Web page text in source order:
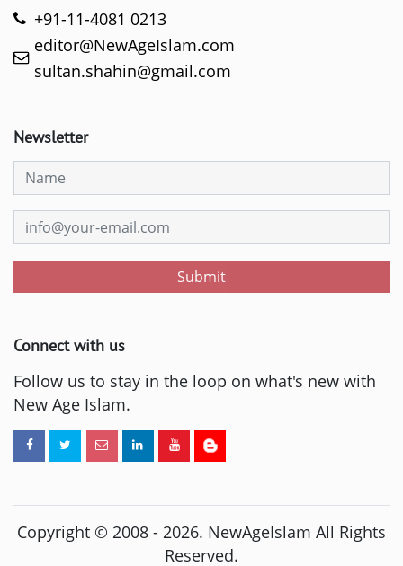
+91-11-4081 0213
editor@NewAgeIslam.com
sultan.shahin@gmail.com
Newsletter
Submit
Connect with us
Follow us to stay in the loop on what's new with
New Age Islam.
Copyright © 2008 - 2026. NewAgeIslam All Rights
Reserved.